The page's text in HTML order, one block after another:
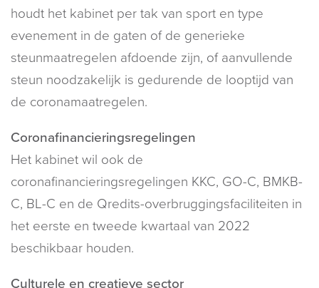
houdt het kabinet per tak van sport en type
evenement in de gaten of de generieke
steunmaatregelen afdoende zijn, of aanvullende
steun noodzakelijk is gedurende de looptijd van
de coronamaatregelen.
Coronafinancieringsregelingen
Het kabinet wil ook de
coronafinancieringsregelingen KKC, GO-C, BMKB-
C, BL-C en de Qredits-overbruggingsfaciliteiten in
het eerste en tweede kwartaal van 2022
beschikbaar houden.
Culturele en creatieve sector